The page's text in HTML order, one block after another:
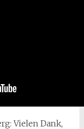
Vielen Dank,